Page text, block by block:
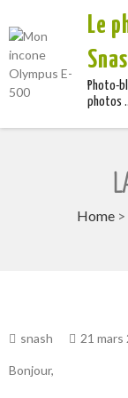
Le
Photo-
photos
Home >
snash 21 mars
Bonjour,